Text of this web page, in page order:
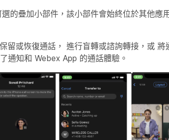
的疊加小部件，該小部件會始終位於其他應
保留或恢復通話 ， 進行盲轉或諮詢轉接 ，或 將
通知和 Webex App 的通話體驗。